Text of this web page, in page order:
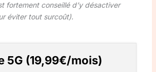
fortement conseillé d’y désactiver
éviter tout surcoût).
5G (19,99€/mois)